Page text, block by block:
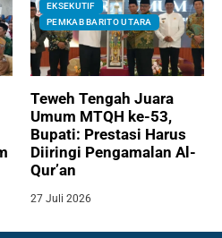
EKSEKUTIF
PEMKAB BARITO UTARA
Teweh Tengah Juara
Umum MTQH ke-53,
Bupati: Prestasi Harus
Diiringi Pengamalan Al-
Qur’an
27 Juli 2026